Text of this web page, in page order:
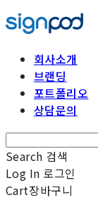
회사소개
브랜딩
포트폴리오
상담문의
Search 검색
Log In 로그인
Cart장바구니